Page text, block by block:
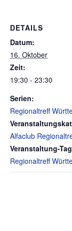
DETAILS
Datum:
16. Oktober
Zeit:
19:30 - 23:30
Serien:
Regionaltreff
Alfaclub
Veranstaltung-
Regionaltreff